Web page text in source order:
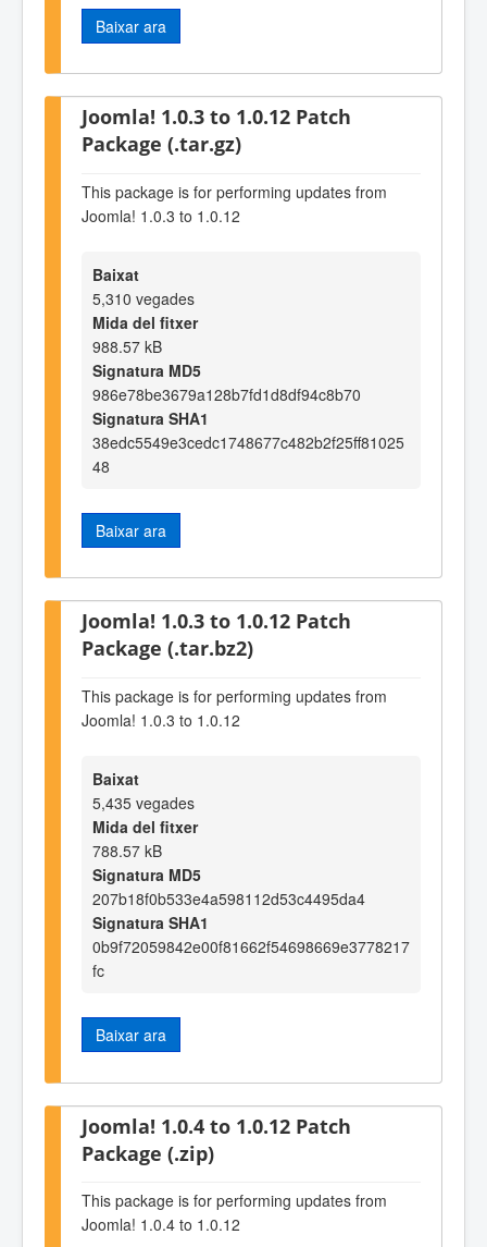
Baixar ara
Joomla! 1.0.3 to 1.0.12 Patch
Package (.tar.gz)
This package is for performing updates from
Joomla! 1.0.3 to 1.0.12
Baixat
5,310 vegades
Mida del fitxer
988.57 kB
Signatura MD5
986e78be3679a128b7fd1d8df94c8b70
Signatura SHA1
38edc5549e3cedc1748677c482b2f25ff81025
48
Baixar ara
Joomla! 1.0.3 to 1.0.12 Patch
Package (.tar.bz2)
This package is for performing updates from
Joomla! 1.0.3 to 1.0.12
Baixat
5,435 vegades
Mida del fitxer
788.57 kB
Signatura MD5
207b18f0b533e4a598112d53c4495da4
Signatura SHA1
0b9f72059842e00f81662f54698669e3778217
fc
Baixar ara
Joomla! 1.0.4 to 1.0.12 Patch
Package (.zip)
This package is for performing updates from
Joomla! 1.0.4 to 1.0.12